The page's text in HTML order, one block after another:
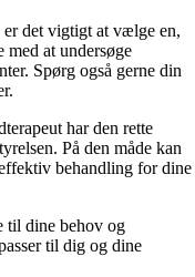
det vigtigt at vælge en,
med at undersøge
Spørg også gerne din
har den rette
På den måde kan
behandling for dine
til dine behov og
til dig og dine